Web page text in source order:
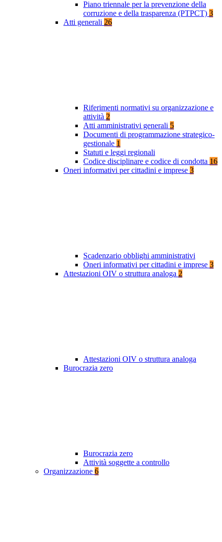
Piano triennale per la prevenzione della
corruzione e della trasparenza (PTPCT) 3
Atti generali 26
Riferimenti normativi su organizzazione e
attività 2
Atti amministrativi generali 5
Documenti di programmazione strategico-
gestionale 1
Statuti e leggi regionali
Codice disciplinare e codice di condotta 16
Oneri informativi per cittadini e imprese 3
Scadenzario obblighi amministrativi
Oneri informativi per cittadini e imprese 3
Attestazioni OIV o struttura analoga 2
Attestazioni OIV o struttura analoga
Burocrazia zero
Burocrazia zero
Attività soggette a controllo
Organizzazione 6